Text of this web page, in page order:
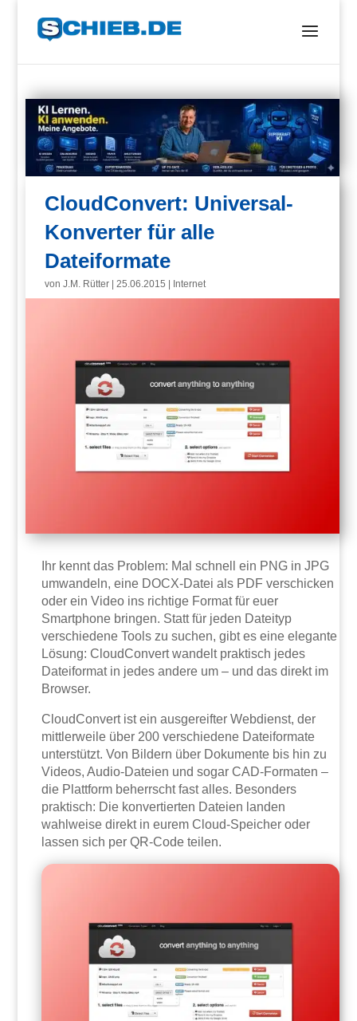
CloudConvert: Universal-
Konverter für alle
Dateiformate
vonJ.M. Rütter |25.06.2015 Internet
Ihr kennt das Problem: Mal schnell ein PNG in JPG
umwandeln, eine DOCX-Datei als PDF verschicken
oder ein Video ins richtige Format für euer
Smartphone bringen. Statt für jeden Dateityp
verschiedene Tools zu suchen, gibt es eine elegante
Lösung: CloudConvert wandelt praktisch jedes
Dateiformat in jedes andere um – und das direkt im
Browser.
CloudConvert ist ein ausgereifter Webdienst, der
mittlerweile über 200 verschiedene Dateiformate
unterstützt. Von Bildern über Dokumente bis hin zu
Videos, Audio-Dateien und sogar CAD-Formaten –
die Plattform beherrscht fast alles. Besonders
praktisch: Die konvertierten Dateien landen
wahlweise direkt in eurem Cloud-Speicher oder
lassen sich per QR-Code teilen.